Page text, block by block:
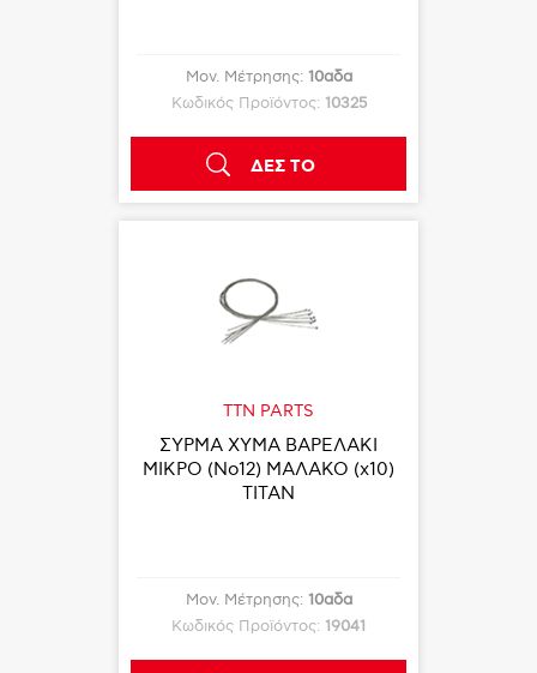
Μον. Μέτρησης: 10αδα
Κωδικός Προϊόντος: 10325
ΔΕΣ ΤΟ
TTN PARTS
ΣΥΡΜΑ ΧΥΜΑ ΒΑΡΕΛΑΚΙ
ΜΙΚΡΟ (Νο12) ΜΑΛΑΚΟ (x10)
TITAN
Μον. Μέτρησης: 10αδα
Κωδικός Προϊόντος: 19041